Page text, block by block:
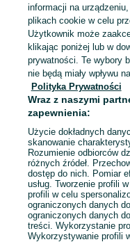
Odśwież tę
informacji na
plikach cookie w celu
Użytkownik może
klikając poniżej lub w
prywatności. Te wybory
nie będą miały wpływu
Polityka Prywatności
Wraz z naszymi
zapewnienia:
Użycie dokładnych
skanowanie
Rozumienie odbiorców
różnych źródeł.
dostęp do nich. Pomiar
usług. Tworzenie profili
profili w celu
ograniczonych danych
ograniczonych danych
treści. Wykorzystanie
Wykorzystywanie profili